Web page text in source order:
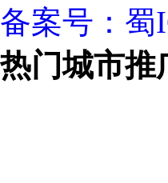
备案号： 蜀
热门城市推